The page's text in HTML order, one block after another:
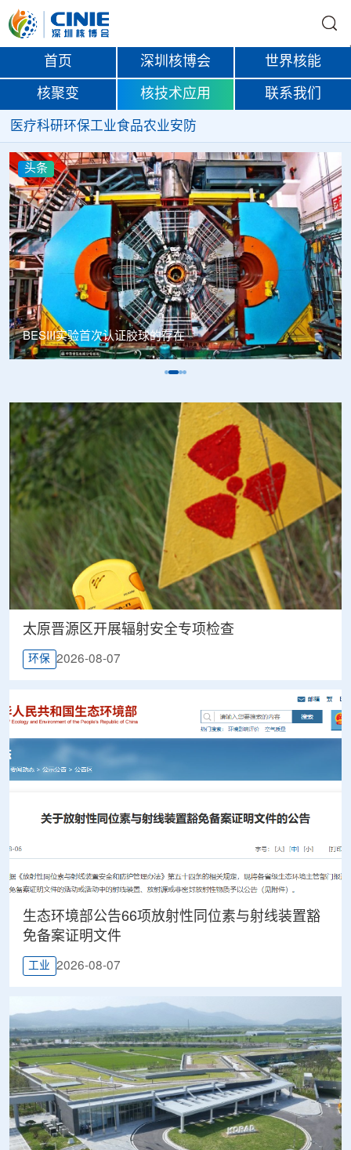
首页 深圳核博会 世界核能
核聚变 核技术应用 联系我们
医疗科研环保工业食品农业安防
头条
BESIII实验首次认证胶球的存在
太原晋源区开展辐射安全专项检查
环保 2026-08-07
生态环境部公告66项放射性同位素与射线装置豁
免备案证明文件
工业 2026-08-07